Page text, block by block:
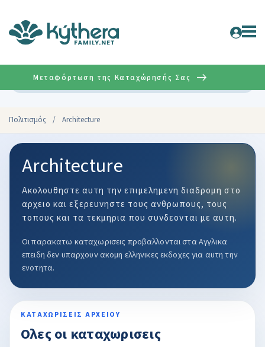
Πολιτισμός / Architecture
Μεταφόρτωση της Καταχώρησής Σας
Architecture
Ακολουθηστε αυτη την επιμελημενη διαδρομη στο
αρχειο και εξερευνηστε τους ανθρωπους, τους
τοπους και τα τεκμηρια που συνδεονται με αυτη.
Οι παρακατω καταχωρισεις προβαλλονται στα Αγγλικα
επειδη δεν υπαρχουν ακομη ελληνικες εκδοχες για αυτη την
ενοτητα.
ΚΑΤΑΧΩΡΙΣΕΙΣ ΑΡΧΕΙΟΥ
Ολες οι καταχωρισεις